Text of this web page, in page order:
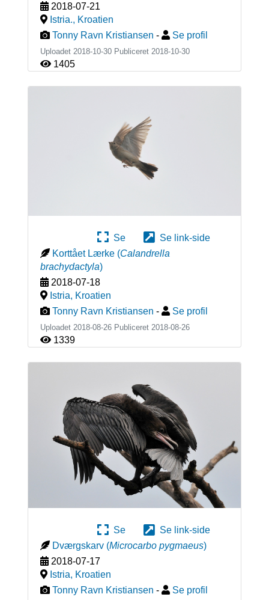
2018-07-21
Istria., Kroatien
Tonny Ravn Kristiansen - Se profil
Uploadet 2018-10-30 Publiceret 2018-10-30
1405
Se
Se link-side
Korttået Lærke (Calandrella
brachydactyla)
2018-07-18
Istria, Kroatien
Tonny Ravn Kristiansen - Se profil
Uploadet 2018-08-26 Publiceret 2018-08-26
1339
Se
Se link-side
Dværgskarv (Microcarbo pygmaeus)
2018-07-17
Istria, Kroatien
Tonny Ravn Kristiansen - Se profil